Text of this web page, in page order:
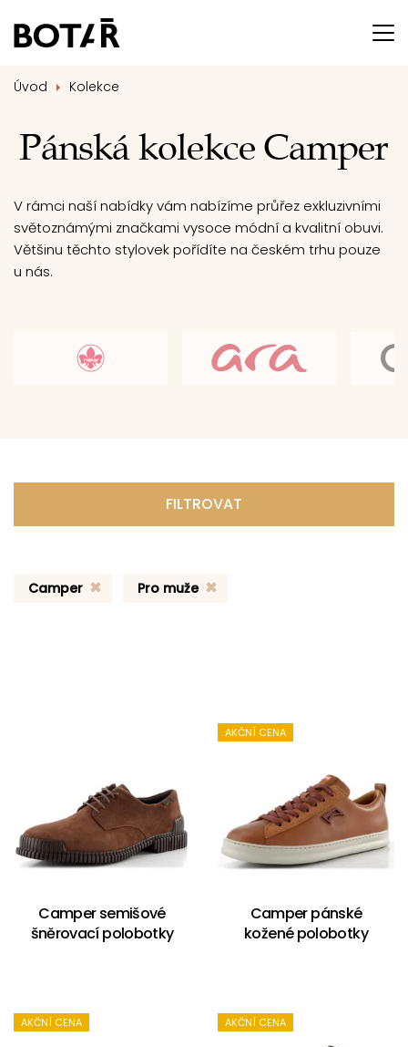
Úvod Kolekce
Pánská kolekce Camper
V rámci naší nabídky vám nabízíme průřez exkluzivními
světoznámými značkami vysoce módní a kvalitní obuvi.
Většinu těchto stylovek pořídíte na českém trhu pouze
u nás.
FILTROVAT
Camper Pro muže
Camper semišové
šněrovací polobotky
AKČNÍ CENA
Camper pánské
kožené polobotky
AKČNÍ CENA AKČNÍ CENA